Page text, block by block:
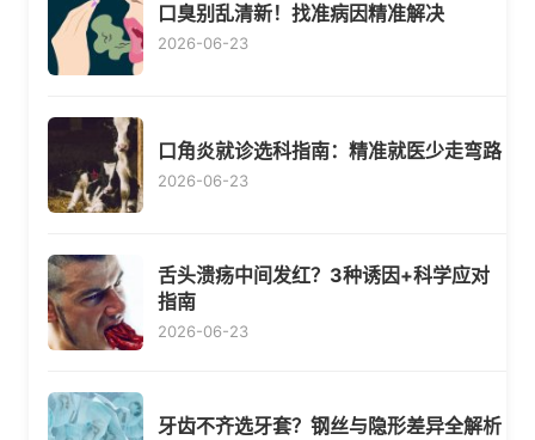
口臭别乱清新！找准病因精准解决
2026-06-23
口角炎就诊选科指南：精准就医少走弯路
2026-06-23
舌头溃疡中间发红？3种诱因+科学应对
指南
2026-06-23
牙齿不齐选牙套？钢丝与隐形差异全解析